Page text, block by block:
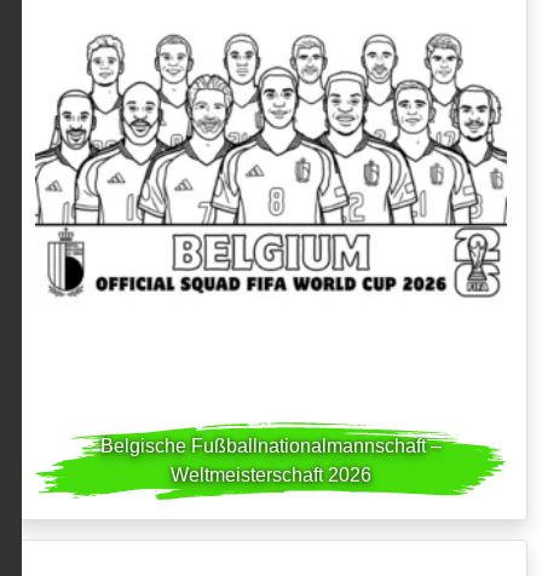
Belgische Fußballnationalmannschaft –
Weltmeisterschaft 2026